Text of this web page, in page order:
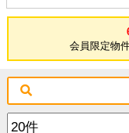
会員限定物